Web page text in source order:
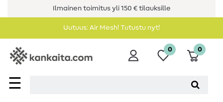
Ilmainen toimitus yli 150 € tilauksille
Uutuus: Air Mesh! Tutustu nyt!
☰
0 0